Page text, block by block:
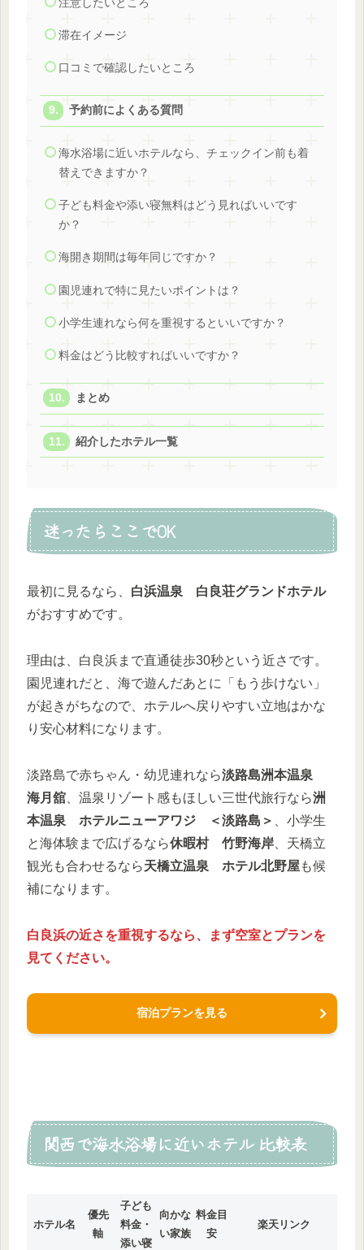
注意したいところ
滞在イメージ
口コミで確認したいところ
予約前によくある質問
海水浴場に近いホテルなら、チェックイン前も着
替えできますか？
子ども料金や添い寝無料はどう見ればいいです
か？
海開き期間は毎年同じですか？
園児連れで特に見たいポイントは？
小学生連れなら何を重視するといいですか？
料金はどう比較すればいいですか？
まとめ
紹介したホテル一覧
迷ったらここでOK
最初に見るなら、 白浜温泉 白良荘グランドホテル
がおすすめです。
理由は、白良浜まで直通徒歩30秒という近さです。
園児連れだと、海で遊んだあとに「もう歩けない」
が起きがちなので、ホテルへ戻りやすい立地はかな
り安心材料になります。
淡路島で赤ちゃん・幼児連れなら淡路島洲本温泉
海月舘 、温泉リゾート感もほしい三世代旅行なら洲
本温泉 ホテルニューアワジ ＜淡路島＞
、小学生
と海体験まで広げるなら休暇村 竹野海岸 、天橋立
観光も合わせるなら天橋立温泉 ホテル北野屋も候
補になります。
白良浜の近さを重視するなら、まず空室とプランを
見てください。
宿泊プランを見る
関西で海水浴場に近いホテル 比較表
ホテル名
優先
軸
子ども
料金・
添い寝
向かな
い家族
料金目
安
楽天リンク